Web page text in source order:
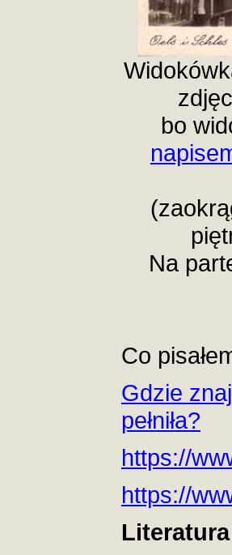
bo
Na
Co
Gdzie
pełniła?
https://
https://
Literatura